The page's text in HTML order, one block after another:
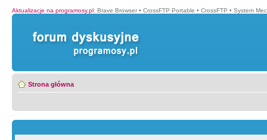
Aktualizacje na programosy.pl: Brave Browser • CrossFTP Portable • CrossFTP • System
Strona główna